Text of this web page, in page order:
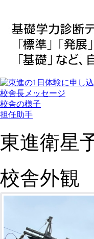
講師紹介
校舎長メッセージ
校舎の様子
担任助手
東進衛星
校舎外観